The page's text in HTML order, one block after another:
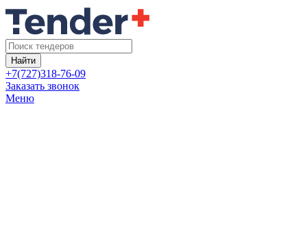
Найти
+7(727)318-76-09
Заказать звонок
Меню